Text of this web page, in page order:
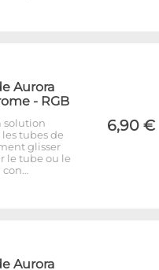
Aurora
- RGB
solution
tubes de
glisser
le tube ou le
6,90 €
Aurora